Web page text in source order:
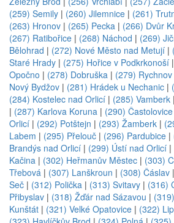
(259) Semily | (260) Jilemnice | (261)
(263) Hronov | (265) Pecka | (266) Dvůr
(267) Ratibořice | (268) Náchod | (269)
Bělohrad | (272) Nové Město nad Metují |
Staré Hrady | (275) Hořice v Podkrkonoší |
Opočno | (278) Dobruška | (279)
Nový Bydžov | (281) Hrádek u Nechanic |
(284) Kostelec nad Orlicí | (285) Vamberk |
| (287) Karlova Koruna | (290) Častolovice
Orlicí | (292) Potštejn | (293) Žamberk |
Labem | (295) Přelouč | (296) Pardubice |
Brandýs nad Orlicí | (299) Ústí nad Orlicí |
Kačina | (302) Heřmanův Městec | (303)
Třebová | (307) Lanškroun | (308) Čáslav |
Seč | (312) Polička | (313) Svitavy | (316)
Přibyslav | (318) Žďár nad Sázavou |
Kunštát | (321) Velké Opatovice | (322)